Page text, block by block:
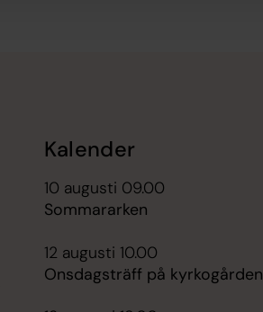
Kalender
10 augusti 09.00
Sommararken
12 augusti 10.00
Onsdagsträff på kyrkogården